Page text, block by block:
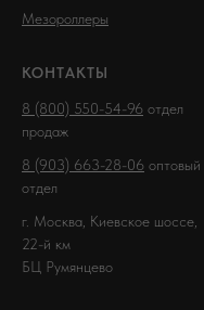
Мезороллеры
КОНТАКТЫ
8 (800) 550-54-96 отдел
продаж
8 (903) 663-28-06 оптовый
отдел
г. Москва, Киевское шоссе,
22-й км
БЦ Румянцево